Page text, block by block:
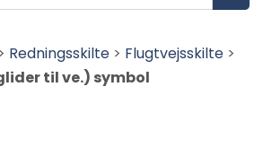
> Redningsskilte > Flugtvejsskilte >
til ve.) symbol